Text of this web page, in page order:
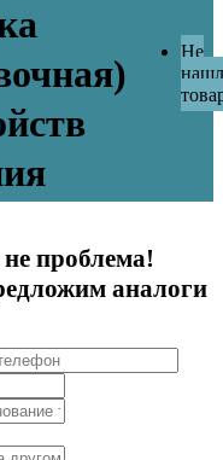
Не
проблема!
аналоги